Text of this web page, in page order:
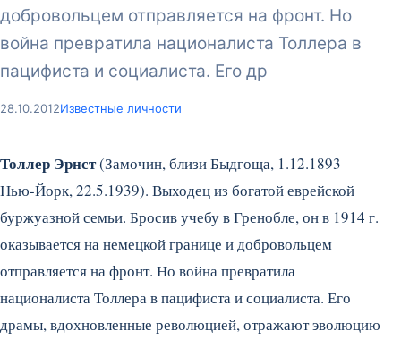
добровольцем отправляется на фронт. Но
война превратила националиста Толлера в
пацифиста и социалиста. Его др
28.10.2012Известные личности
Толлер Эрнст(Замочин, близи Быдгоща, 1.12.1893 –
Нью-Йорк, 22.5.1939). Выходец из богатой еврейской
буржуазной семьи. Бросив учебу в Гренобле, он в 1914 г.
оказывается на немецкой границе и добровольцем
отправляется на фронт. Но война превратила
националиста Толлера в пацифиста и социалиста. Его
драмы, вдохновленные революцией, отражают эволюцию